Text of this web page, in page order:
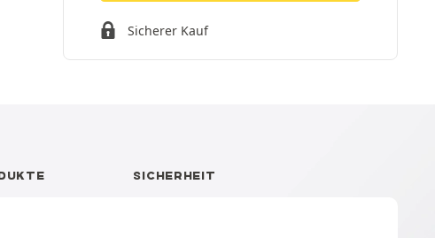
Sicherer Kauf
SICHERHEIT